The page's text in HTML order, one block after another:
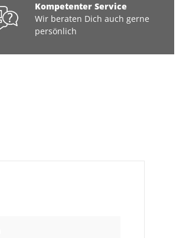
Kompetenter Service
Wir beraten Dich auch gerne
persönlich